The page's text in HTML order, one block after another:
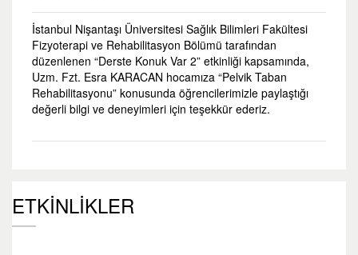
İstanbul Nişantaşı Üniversitesi Sağlık Bilimleri Fakültesi
Fizyoterapi ve Rehabilitasyon Bölümü tarafından
düzenlenen “Derste Konuk Var 2” etkinliği kapsamında,
Uzm. Fzt. Esra KARACAN hocamıza “Pelvik Taban
Rehabilitasyonu” konusunda öğrencilerimizle paylaştığı
değerli bilgi ve deneyimleri için teşekkür ederiz.
ETKİNLİKLER